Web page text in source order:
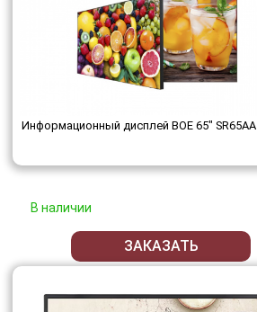
Информационный дисплей BOE 65" SR65AA
В наличии
ЗАКАЗАТЬ